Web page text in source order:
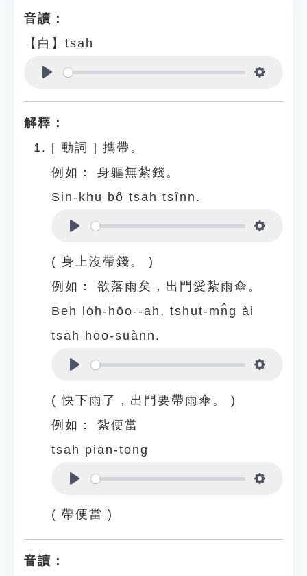
音讀：
【白】tsah
解釋：
[ 動詞 ] 攜帶。
例如：
身軀無紮錢。
Sin-khu bô tsah tsînn.
( 身上沒帶錢。 )
例如：
欲落雨矣，出門愛紮雨傘。
Beh lo̍h-hōo--ah, tshut-mn̂g ài
tsah hōo-suànn.
( 快下雨了，出門要帶雨傘。 )
例如：
紮便當
tsah piān-tong
( 帶便當 )
音讀：